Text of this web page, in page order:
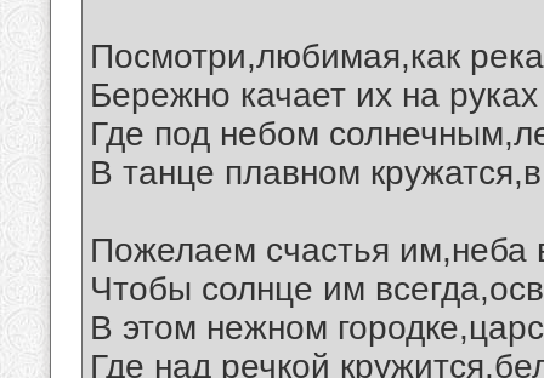
Посмотри,любимая,как
Бережно качает их на
Где под небом
В танце плавном
Пожелаем счастья им,неба
Чтобы солнце им
В этом нежном
Где над речкой